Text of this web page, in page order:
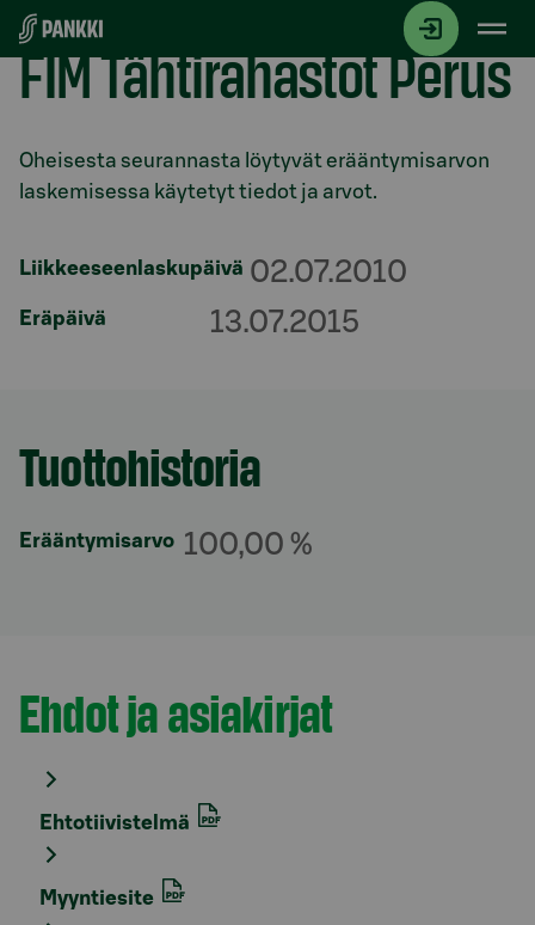
Siirry suoraan sisältöön
FIM Tähtirahastot Perus
Osio otsikolla
Oheisesta seurannasta löytyvät erääntymisarvon
laskemisessa käytetyt tiedot ja arvot.
Liikkeeseenlaskupäivä 02.07.2010
Eräpäivä 13.07.2015
Osio otsikolla
Tuottohistoria
Erääntymisarvo 100,00 %
Osio otsikolla
Ehdot ja asiakirjat
Ehtotiivistelmä
Myyntiesite